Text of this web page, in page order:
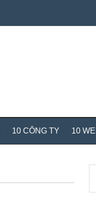
10 CÔNG TY 10